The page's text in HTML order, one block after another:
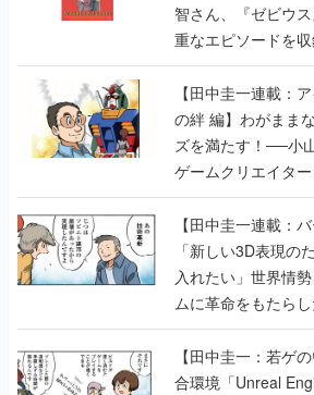
智さん、『ゼビウ
重なエピソードを
【田中圭一連載：ア
の絆 編】わがまま
ズを満たす！──小
ゲームクリエイタ
【若ゲのいたり最
【田中圭一連載：
「新しい3D表現の
入れたい」世界情
ムに革命をもたら
のいたり】
【田中圭一：若ゲ
合環境「Unreal